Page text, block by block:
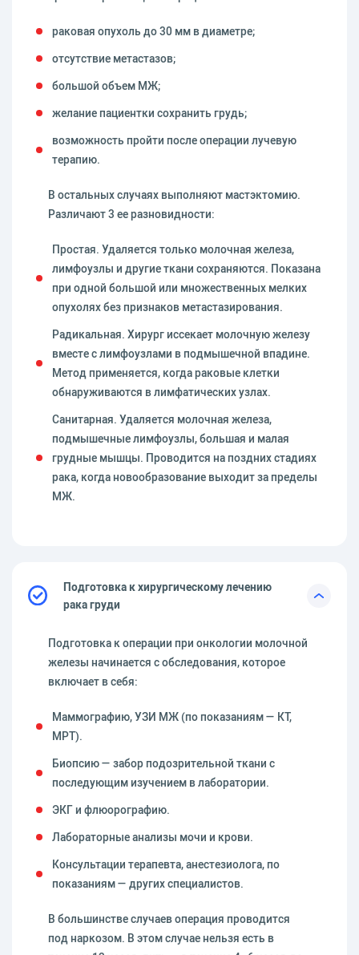
раковая опухоль до 30 мм в диаметре;
отсутствие метастазов;
большой объем МЖ;
желание пациентки сохранить грудь;
возможность пройти после операции лучевую
терапию.
В остальных случаях выполняют мастэктомию.
Различают 3 ее разновидности:
Простая. Удаляется только молочная железа,
лимфоузлы и другие ткани сохраняются. Показана
при одной большой или множественных мелких
опухолях без признаков метастазирования.
Радикальная. Хирург иссекает молочную железу
вместе с лимфоузлами в подмышечной впадине.
Метод применяется, когда раковые клетки
обнаруживаются в лимфатических узлах.
Санитарная. Удаляется молочная железа,
подмышечные лимфоузлы, большая и малая
грудные мышцы. Проводится на поздних стадиях
рака, когда новообразование выходит за пределы
МЖ.
Подготовка к хирургическому лечению
рака груди
Подготовка к операции при онкологии молочной
железы начинается с обследования, которое
включает в себя:
Маммографию, УЗИ МЖ (по показаниям — КТ,
МРТ).
Биопсию — забор подозрительной ткани с
последующим изучением в лаборатории.
ЭКГ и флюорографию.
Лабораторные анализы мочи и крови.
Консультации терапевта, анестезиолога, по
показаниям — других специалистов.
В большинстве случаев операция проводится
под наркозом. В этом случае нельзя есть в